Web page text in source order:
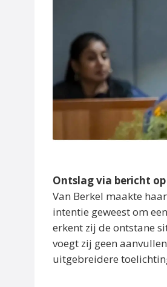
Ontslag via bericht op
Van Berkel maakte
intentie geweest om
erkent zij de ontstane
voegt zij geen
uitgebreidere